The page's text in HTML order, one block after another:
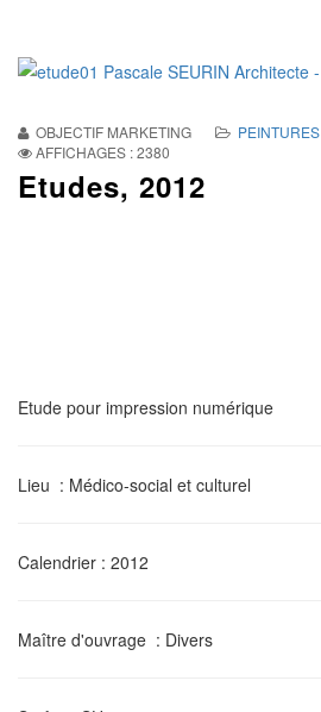
OBJECTIF MARKETING PEINTURES
AFFICHAGES : 2380
Etudes, 2012
Etude pour impression numérique
Lieu : Médico-social et culturel
Calendrier : 2012
Maître d'ouvrage : Divers